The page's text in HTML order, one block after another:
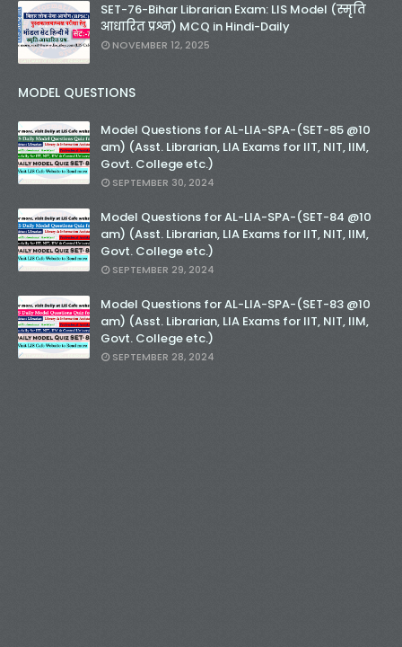
SET-76-Bihar Librarian Exam: LIS Model (स्मृति
आधारित प्रश्न) MCQ in Hindi-Daily
NOVEMBER 12, 2025
MODEL QUESTIONS
Model Questions for AL-LIA-SPA-(SET-85 @10
am) (Asst. Librarian, LIA Exams for IIT, NIT, IIM,
Govt. College etc.)
SEPTEMBER 30, 2024
Model Questions for AL-LIA-SPA-(SET-84 @10
am) (Asst. Librarian, LIA Exams for IIT, NIT, IIM,
Govt. College etc.)
SEPTEMBER 29, 2024
Model Questions for AL-LIA-SPA-(SET-83 @10
am) (Asst. Librarian, LIA Exams for IIT, NIT, IIM,
Govt. College etc.)
SEPTEMBER 28, 2024